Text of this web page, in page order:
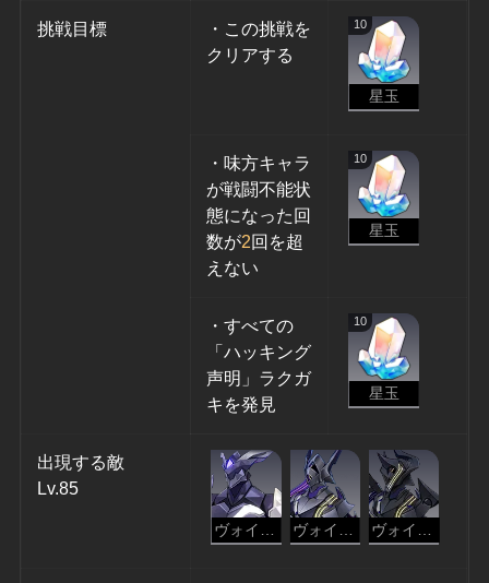
挑戦目標
・この挑戦を
クリアする
10
星玉
・味方キャラ
が戦闘不能状
態になった回
数が2回を超
えない
10
星玉
・すべての
「ハッキング
声明」ラクガ
キを発見
10
星玉
出現する敵
Lv.85